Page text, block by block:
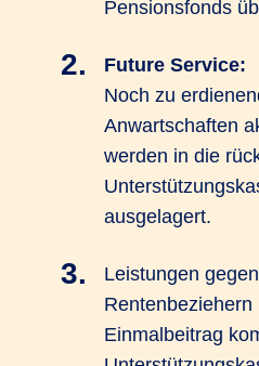
Pensionsfonds
Future Service:
Noch zu
Anwartschaften
werden in die
ausgelagert.
Leistungen
Rentenbeziehern
Einmalbeitrag